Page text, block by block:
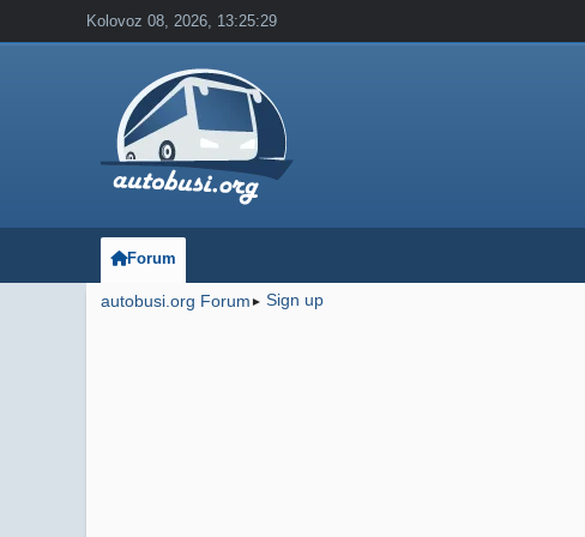
Kolovoz 08, 2026, 13:25:29
Forum
autobusi.org Forum ► Sign up